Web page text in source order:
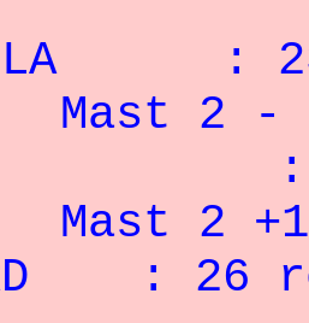
:
2 -
: 4
2
: 26